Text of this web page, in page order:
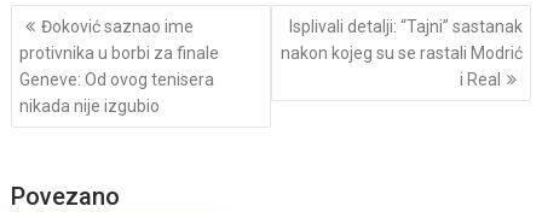
Post
navigation
Đoković saznao ime
protivnika u borbi za finale
Geneve: Od ovog tenisera
nikada nije izgubio
Isplivali detalji: “Tajni” sastanak
nakon kojeg su se rastali Modrić
i Real
Povezano